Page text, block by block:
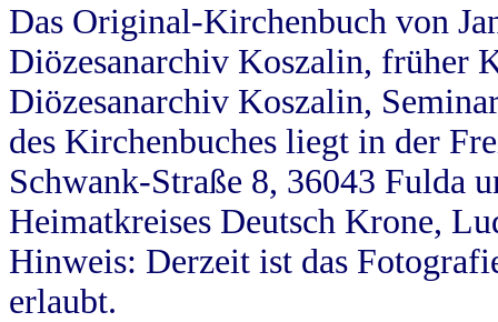
Das Original-Kirchenbuch von
Diözesanarchiv Koszalin, früher
Diözesanarchiv Koszalin,
des Kirchenbuches liegt in der
Schwank-Straße 8, 36043 Fulda
Heimatkreises Deutsch Krone,
Hinweis: Derzeit ist das
erlaubt.